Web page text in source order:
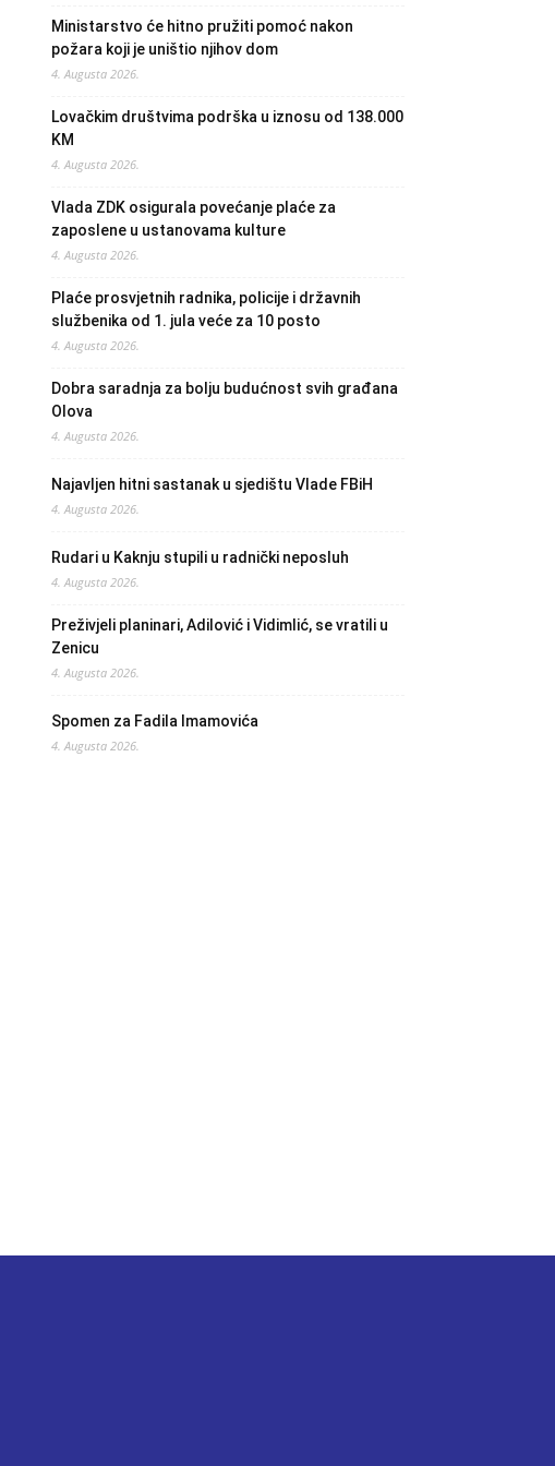
Ministarstvo će hitno pružiti pomoć nakon
požara koji je uništio njihov dom
4. Augusta 2026.
Lovačkim društvima podrška u iznosu od 138.000
KM
4. Augusta 2026.
Vlada ZDK osigurala povećanje plaće za
zaposlene u ustanovama kulture
4. Augusta 2026.
Plaće prosvjetnih radnika, policije i državnih
službenika od 1. jula veće za 10 posto
4. Augusta 2026.
Dobra saradnja za bolju budućnost svih građana
Olova
4. Augusta 2026.
Najavljen hitni sastanak u sjedištu Vlade FBiH
4. Augusta 2026.
Rudari u Kaknju stupili u radnički neposluh
4. Augusta 2026.
Preživjeli planinari, Adilović i Vidimlić, se vratili u
Zenicu
4. Augusta 2026.
Spomen za Fadila Imamovića
4. Augusta 2026.